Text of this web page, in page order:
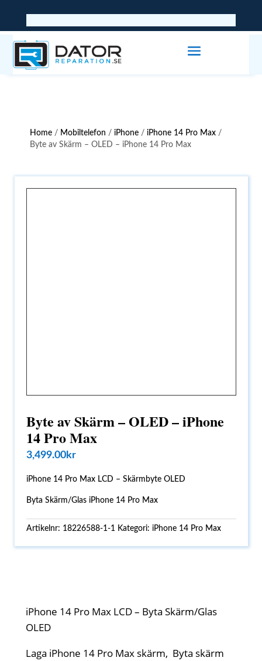
Home / Mobiltelefon / iPhone / iPhone 14 Pro Max /
Byte av Skärm – OLED – iPhone 14 Pro Max
Byte av Skärm – OLED – iPhone
14 Pro Max
3,499.00kr
iPhone 14 Pro Max LCD – Skärmbyte OLED
Byta Skärm/Glas iPhone 14 Pro Max
Artikelnr: 18226588-1-1 Kategori: iPhone 14 Pro Max
iPhone 14 Pro Max LCD – Byta Skärm/Glas
OLED
Laga iPhone 14 Pro Max skärm, Byta skärm